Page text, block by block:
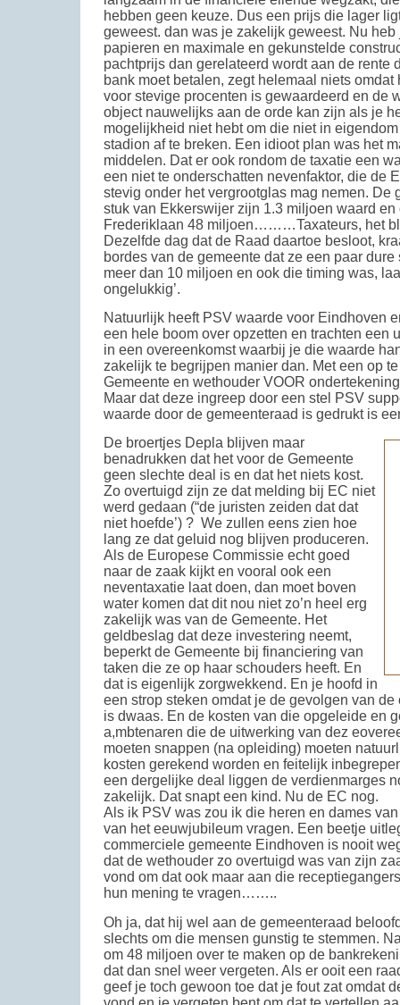
hebben geen keuze. Dus een prijs die lager
geweest. dan was je zakelijk geweest. Nu
papieren en maximale en gekunstelde
pachtprijs dan gerelateerd wordt aan de rente
bank moet betalen, zegt helemaal niets
voor stevige procenten is gewaardeerd en de
object nauwelijks aan de orde kan zijn als je
mogelijkheid niet hebt om die niet in
stadion af te breken. Een idioot plan was het
middelen. Dat er ook rondom de taxatie een
een niet te onderschatten nevenfaktor, die de
stevig onder het vergrootglas mag nemen. De
stuk van Ekkerswijer zijn 1.3 miljoen waard en
Frederiklaan 48 miljoen………Taxateurs, het
Dezelfde dag dat de Raad daartoe besloot,
bordes van de gemeente dat ze een paar
meer dan 10 miljoen en ook die timing was,
ongelukkig’.
Natuurlijk heeft PSV waarde voor Eindhoven
een hele boom over opzetten en trachten een
in een overeenkomst waarbij je die waarde
zakelijk te begrijpen manier dan. Met een op
Gemeente en wethouder VOOR
Maar dat deze ingreep door een stel PSV
waarde door de gemeenteraad is gedrukt is
De broertjes Depla blijven maar
benadrukken dat het voor de Gemeente
geen slechte deal is en dat het niets kost.
Zo overtuigd zijn ze dat melding bij EC niet
werd gedaan (“de juristen zeiden dat dat
niet hoefde’) ? We zullen eens zien hoe
lang ze dat geluid nog blijven produceren.
Als de Europese Commissie echt goed
naar de zaak kijkt en vooral ook een
neventaxatie laat doen, dan moet boven
water komen dat dit nou niet zo’n heel erg
zakelijk was van de Gemeente. Het
geldbeslag dat deze investering neemt,
beperkt de Gemeente bij financiering van
taken die ze op haar schouders heeft. En
dat is eigenlijk zorgwekkend. En je hoofd in
een strop steken omdat je de gevolgen van
is dwaas. En de kosten van die opgeleide en
a,mbtenaren die de uitwerking van dez
moeten snappen (na opleiding) moeten
kosten gerekend worden en feitelijk
een dergelijke deal liggen de verdienmarges
zakelijk. Dat snapt een kind. Nu de EC nog.
Als ik PSV was zou ik die heren en dames
van het eeuwjubileum vragen. Een beetje
commerciele gemeente Eindhoven is nooit
dat de wethouder zo overtuigd was van zijn
vond om dat ook maar aan die
hun mening te vragen……..
Oh ja, dat hij wel aan de gemeenteraad
slechts om die mensen gunstig te stemmen.
om 48 miljoen over te maken op de
dat dan snel weer vergeten. Als er ooit een
geef je toch gewoon toe dat je fout zat omdat